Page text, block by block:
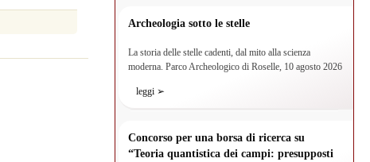
Archeologia sotto le stelle
La storia delle stelle cadenti, dal mito alla scienza
moderna. Parco Archeologico di Roselle, 10 agosto 2026
leggi ➢
Concorso per una borsa di ricerca su
“Teoria quantistica dei campi: presupposti